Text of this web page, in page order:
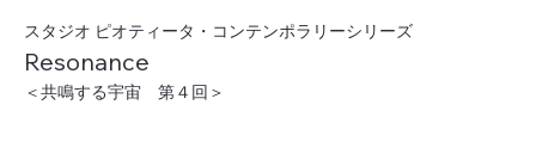
スタジオ ピオティータ・コンテンポラリーシリーズ
Resonance
＜共鳴する宇宙　第４回＞